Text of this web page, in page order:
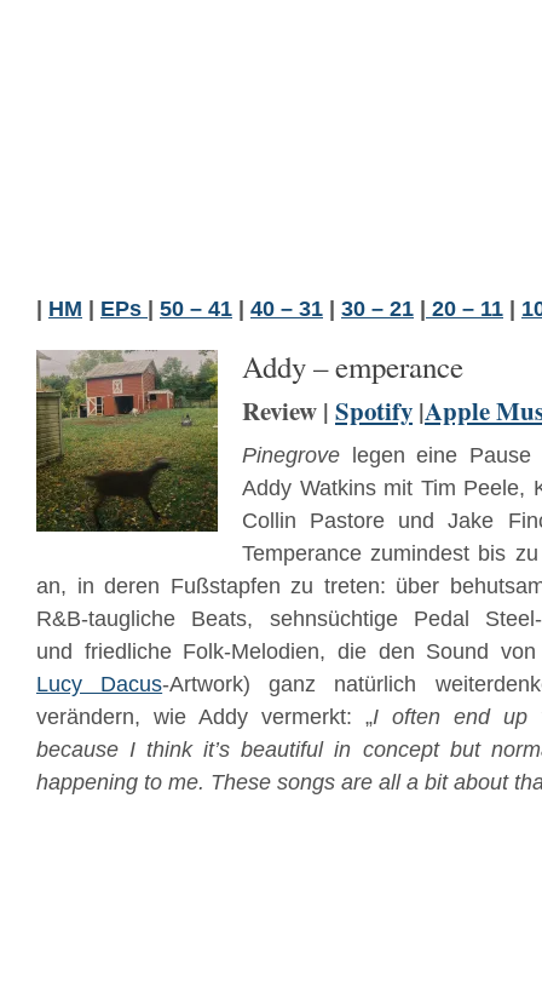
HM EPs 50 – 41 40 – 31 30 – 21 20 – 11
Addy – emperance
Review | Spotify |Apple
Pinegrove legen eine
Addy Watkins mit Tim Peele,
Collin Pastore und Jake
Temperance zumindest bis
an, in deren Fußstapfen zu treten: über
R&B-taugliche Beats, sehnsüchtige Pedal Steel-
und friedliche Folk-Melodien, die den Sound
Lucy Dacus-Artwork) ganz natürlich
verändern, wie Addy vermerkt: „I often end up
because I think it’s beautiful in concept but
happening to me. These songs are all a bit about